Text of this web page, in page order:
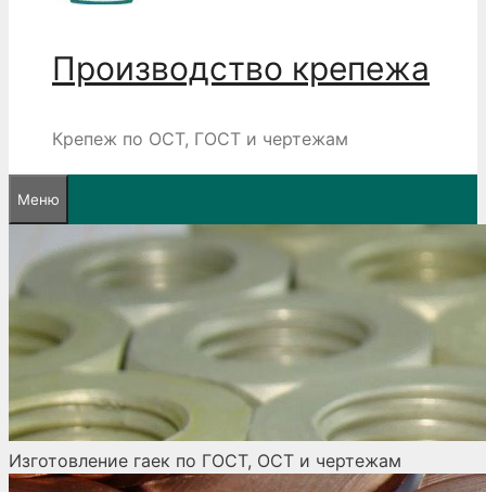
Производство крепежа
Крепеж по ОСТ, ГОСТ и чертежам
Меню
Изготовление гаек по ГОСТ, ОСТ и чертежам